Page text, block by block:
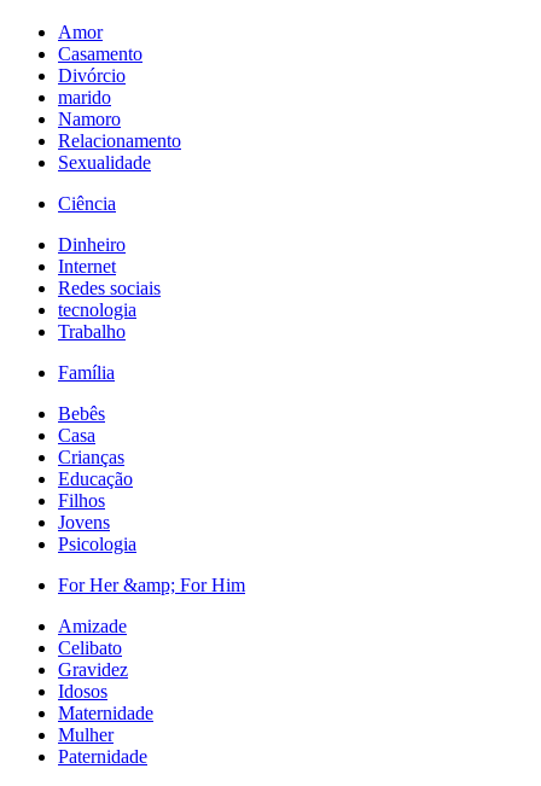
Amor
Casamento
Divórcio
marido
Namoro
Relacionamento
Sexualidade
Ciência
Dinheiro
Internet
Redes sociais
tecnologia
Trabalho
Família
Bebês
Casa
Crianças
Educação
Filhos
Jovens
Psicologia
For Her &amp; For Him
Amizade
Celibato
Gravidez
Idosos
Maternidade
Mulher
Paternidade